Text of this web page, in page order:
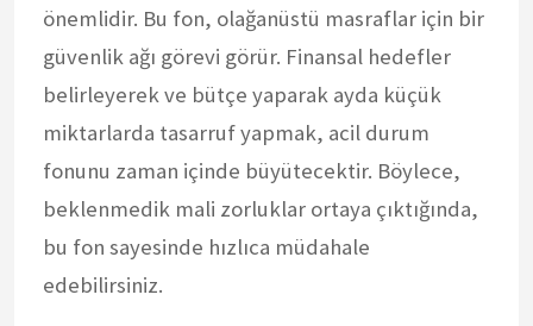
önemlidir. Bu fon, olağanüstü masraflar için bir
güvenlik ağı görevi görür. Finansal hedefler
belirleyerek ve bütçe yaparak ayda küçük
miktarlarda tasarruf yapmak, acil durum
fonunu zaman içinde büyütecektir. Böylece,
beklenmedik mali zorluklar ortaya çıktığında,
bu fon sayesinde hızlıca müdahale
edebilirsiniz.